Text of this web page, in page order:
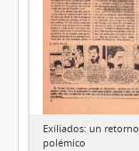
Exiliados: un retorno
polémico